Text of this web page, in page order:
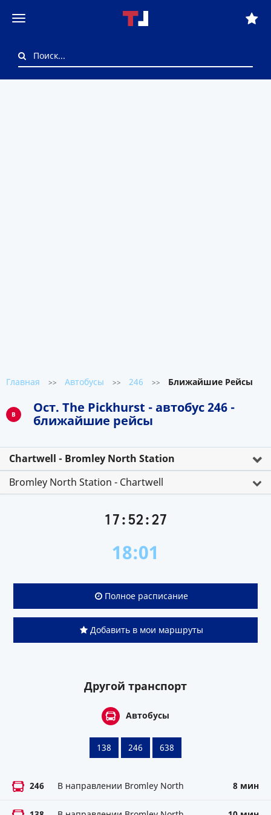
Главная >> Автобусы >> 246 >> Ближайшие Рейсы
B
Ост. The Pickhurst - автобус 246 -
ближайшие рейсы
Chartwell - Bromley North Station
Bromley North Station - Chartwell
17:52:27
18:01
Полное расписание
Добавить в мои маршруты
Другой транспорт
Автобусы
138 246 638
246 В направлении Bromley North 8 мин